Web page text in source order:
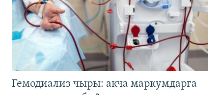
Гемодиализ чыры: акча маркумдарга